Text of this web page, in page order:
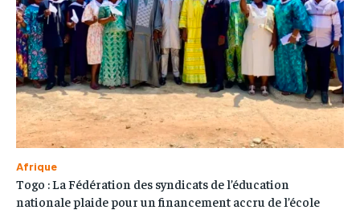
Afrique
Togo : La Fédération des syndicats de l’éducation
nationale plaide pour un financement accru de l’école